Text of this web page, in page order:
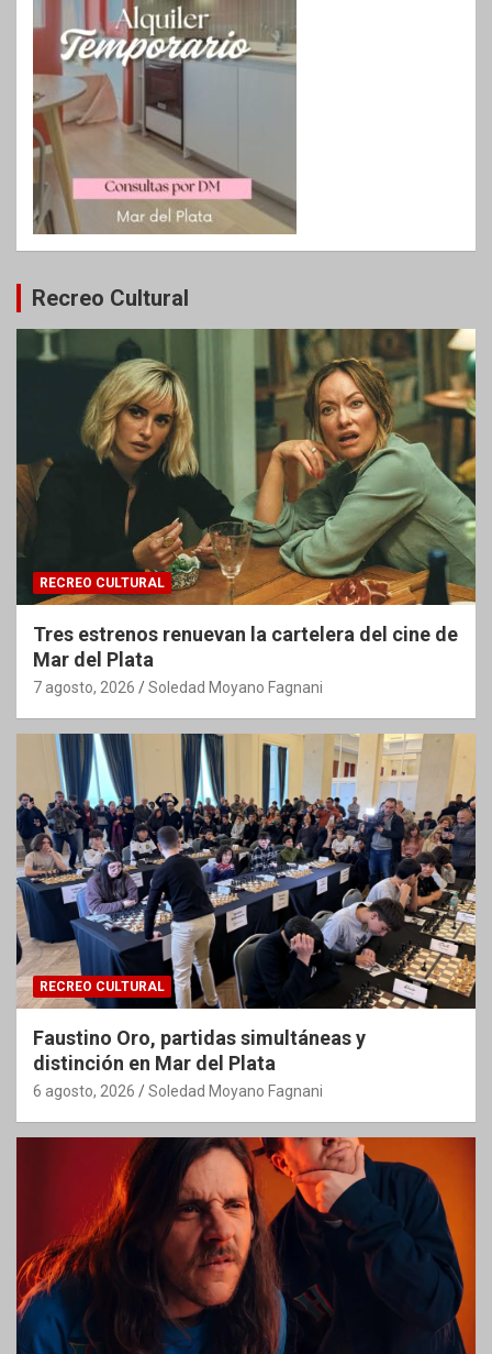
Recreo Cultural
RECREO CULTURAL
Tres estrenos renuevan la cartelera del cine de
Mar del Plata
7 agosto, 2026 Soledad Moyano Fagnani
RECREO CULTURAL
Faustino Oro, partidas simultáneas y
distinción en Mar del Plata
6 agosto, 2026 Soledad Moyano Fagnani